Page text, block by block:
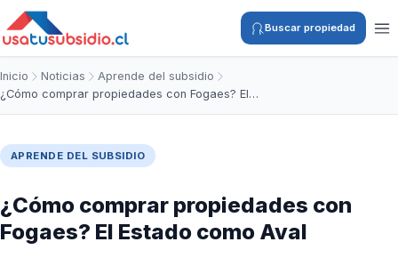
Buscar propiedad
Inicio Noticias
Aprende del subsidio
¿Cómo comprar propiedades con Fogaes? El…
APRENDE DEL SUBSIDIO
¿Cómo comprar propiedades con
Fogaes? El Estado como Aval